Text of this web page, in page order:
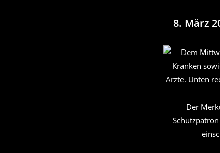
8. März
Der